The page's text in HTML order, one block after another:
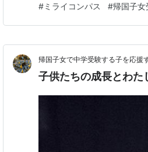
↓ 学校説明会の項目にいく ↓
スから登録。 2人目以降の場
#ミライコンパス #帰国子女
帰国子女で中学受験する子を応援
子供たちの成長とわた